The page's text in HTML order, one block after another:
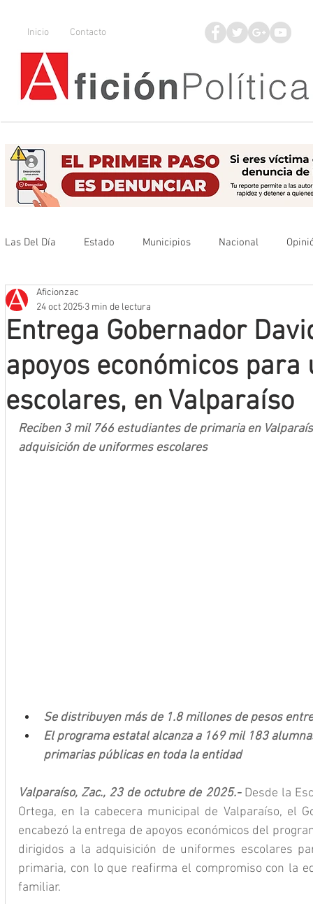
Inicio Contacto
Las Del Día Estado Municipios Nacional
Que no se olvide
Entrega Gobernador
apoyos económicos
escolares, en Valparaíso
Aficionzac
24 oct 2025 3 min de lectura
Reciben 3 mil 766 estudiantes de primaria en
adquisición de uniformes escolares
Se distribuyen más de 1.8 millones de pesos
El programa estatal alcanza a 169 mil 183
primarias públicas en toda la entidad
Valparaíso, Zac., 23 de octubre de 2025.- Desde la
Ortega, en la cabecera municipal de Valparaíso, el
encabezó la entrega de apoyos económicos del
dirigidos a la adquisición de uniformes escolares
primaria, con lo que reafirma el compromiso con la
familiar.